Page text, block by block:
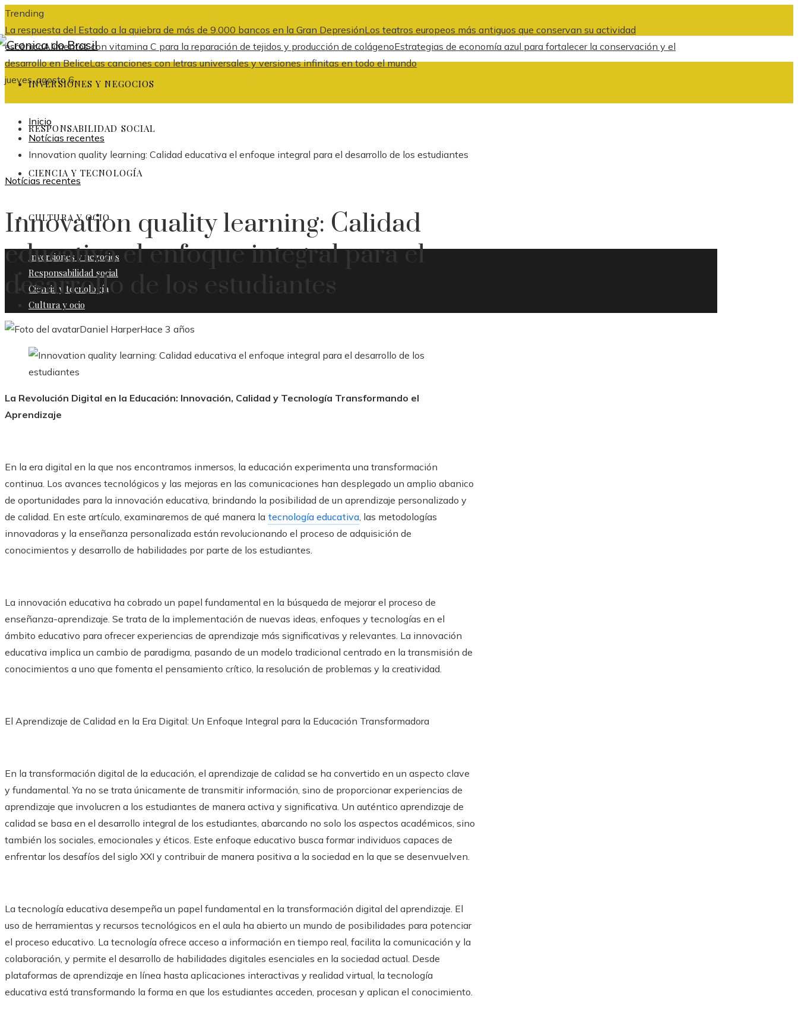
Trending
La respuesta del Estado a la quiebra de más de 9.000 bancos en la Gran DepresiónLos teatros europeos más antiguos que conservan su actividad
escénicaAlimentos con vitamina C para la reparación de tejidos y producción de colágenoEstrategias de economía azul para fortalecer la conservación y el
desarrollo en BeliceLas canciones con letras universales y versiones infinitas en todo el mundo
jueves, agosto 6
INVERSIONES Y NEGOCIOS
RESPONSABILIDAD SOCIAL
CIENCIA Y TECNOLOGÍA
CULTURA Y OCIO
Inversiones y negocios
Responsabilidad social
Ciencia y tecnología
Cultura y ocio
Inicio
Notícias recentes
Innovation quality learning: Calidad educativa el enfoque integral para el desarrollo de los estudiantes
Notícias recentes
Innovation quality learning: Calidad
educativa el enfoque integral para el
desarrollo de los estudiantes
Daniel HarperHace 3 años
La Revolución Digital en la Educación: Innovación, Calidad y Tecnología Transformando el
Aprendizaje
En la era digital en la que nos encontramos inmersos, la educación experimenta una transformación
continua. Los avances tecnológicos y las mejoras en las comunicaciones han desplegado un amplio abanico
de oportunidades para la innovación educativa, brindando la posibilidad de un aprendizaje personalizado y
de calidad. En este artículo, examinaremos de qué manera la tecnología educativa, las metodologías
innovadoras y la enseñanza personalizada están revolucionando el proceso de adquisición de
conocimientos y desarrollo de habilidades por parte de los estudiantes.
La innovación educativa ha cobrado un papel fundamental en la búsqueda de mejorar el proceso de
enseñanza-aprendizaje. Se trata de la implementación de nuevas ideas, enfoques y tecnologías en el
ámbito educativo para ofrecer experiencias de aprendizaje más significativas y relevantes. La innovación
educativa implica un cambio de paradigma, pasando de un modelo tradicional centrado en la transmisión de
conocimientos a uno que fomenta el pensamiento crítico, la resolución de problemas y la creatividad.
El Aprendizaje de Calidad en la Era Digital: Un Enfoque Integral para la Educación Transformadora
En la transformación digital de la educación, el aprendizaje de calidad se ha convertido en un aspecto clave
y fundamental. Ya no se trata únicamente de transmitir información, sino de proporcionar experiencias de
aprendizaje que involucren a los estudiantes de manera activa y significativa. Un auténtico aprendizaje de
calidad se basa en el desarrollo integral de los estudiantes, abarcando no solo los aspectos académicos, sino
también los sociales, emocionales y éticos. Este enfoque educativo busca formar individuos capaces de
enfrentar los desafíos del siglo XXI y contribuir de manera positiva a la sociedad en la que se desenvuelven.
La tecnología educativa desempeña un papel fundamental en la transformación digital del aprendizaje. El
uso de herramientas y recursos tecnológicos en el aula ha abierto un mundo de posibilidades para potenciar
el proceso educativo. La tecnología ofrece acceso a información en tiempo real, facilita la comunicación y la
colaboración, y permite el desarrollo de habilidades digitales esenciales en la sociedad actual. Desde
plataformas de aprendizaje en línea hasta aplicaciones interactivas y realidad virtual, la tecnología
educativa está transformando la forma en que los estudiantes acceden, procesan y aplican el conocimiento.